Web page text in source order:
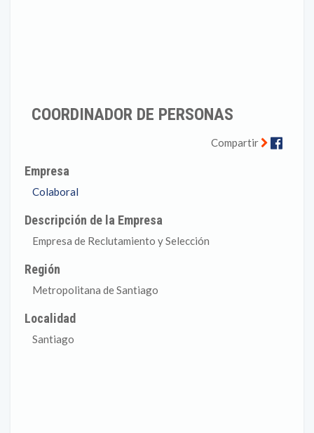
COORDINADOR DE PERSONAS
Compartir
Empresa
Colaboral
Descripción de la Empresa
Empresa de Reclutamiento y Selección
Región
Metropolitana de Santiago
Localidad
Santiago